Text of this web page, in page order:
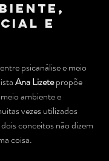
e
psicanálise e meio
Ana Lizete propõe
ambiente e
vezes utilizados
conceitos não dizem
coisa.